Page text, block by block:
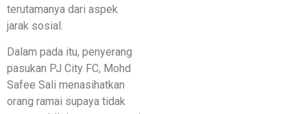
terutamanya dari aspek
jarak sosial.
Dalam pada itu, penyerang
pasukan PJ City FC, Mohd
Safee Sali menasihatkan
orang ramai supaya tidak